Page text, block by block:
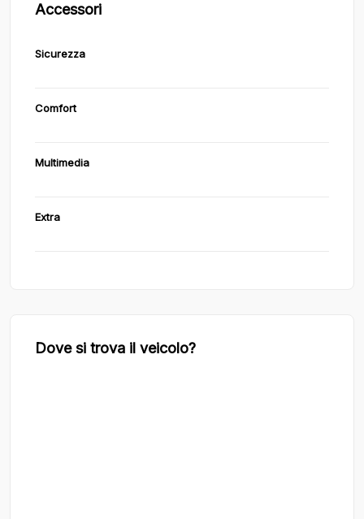
Accessori
Sicurezza
Comfort
Multimedia
Extra
Dove si trova il veicolo?